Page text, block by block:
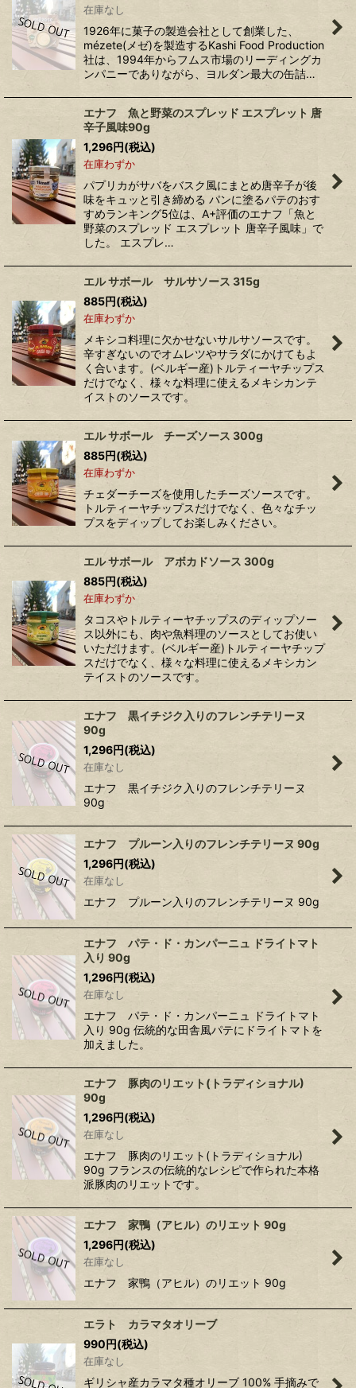
在庫なし
1926年に菓子の製造会社として創業した、
mézete(メゼ)を製造するKashi Food Production
社は、1994年からフムス市場のリーディングカ
ンパニーでありながら、ヨルダン最大の缶詰…
エナフ 魚と野菜のスプレッド エスプレット 唐
辛子風味90g
1,296円(税込)
在庫わずか
パプリカがサバをバスク風にまとめ唐辛子が後
味をキュッと引き締める パンに塗るパテのおす
すめランキング5位は、A+評価のエナフ「魚と
野菜のスプレッド エスプレット 唐辛子風味」で
した。 エスプレ…
エル サボール サルサソース 315g
885円(税込)
在庫わずか
メキシコ料理に欠かせないサルサソースです。
辛すぎないのでオムレツやサラダにかけてもよ
く合います。(ベルギー産)トルティーヤチップス
だけでなく、様々な料理に使えるメキシカンテ
イストのソースです。
エル サボール チーズソース 300g
885円(税込)
在庫わずか
チェダーチーズを使用したチーズソースです。
トルティーヤチップスだけでなく、色々なチッ
プスをディップしてお楽しみください。
エル サボール アボカドソース 300g
885円(税込)
在庫わずか
タコスやトルティーヤチップスのディップソー
ス以外にも、肉や魚料理のソースとしてお使い
いただけます。(ベルギー産)トルティーヤチップ
スだけでなく、様々な料理に使えるメキシカン
テイストのソースです。
エナフ 黒イチジク入りのフレンチテリーヌ
90g
1,296円(税込)
在庫なし
エナフ 黒イチジク入りのフレンチテリーヌ
90g
エナフ プルーン入りのフレンチテリーヌ 90g
1,296円(税込)
在庫なし
エナフ プルーン入りのフレンチテリーヌ 90g
エナフ パテ・ド・カンパーニュ ドライトマト
入り 90g
1,296円(税込)
在庫なし
エナフ パテ・ド・カンパーニュ ドライトマト
入り 90g 伝統的な田舎風パテにドライトマトを
加えました。
エナフ 豚肉のリエット(トラディショナル)
90g
1,296円(税込)
在庫なし
エナフ 豚肉のリエット(トラディショナル)
90g フランスの伝統的なレシピで作られた本格
派豚肉のリエットです。
エナフ 家鴨（アヒル）のリエット 90g
1,296円(税込)
在庫なし
エナフ 家鴨（アヒル）のリエット 90g
エラト カラマタオリーブ
990円(税込)
在庫なし
ギリシャ産カラマタ種オリーブ 100% 手摘みで